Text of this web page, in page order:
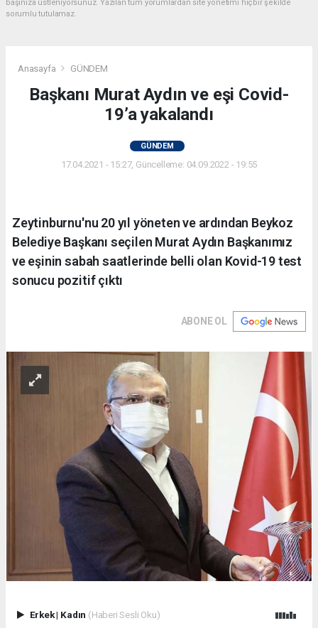
başınıza üstleniyorsunuz. Yazılan tüm yorumlardan site yönetimi hiçbir şekilde
sorumlu tutulamaz.
Anasayfa GÜNDEM
Başkanı Murat Aydın ve eşi Covid-
19’a yakalandı
GÜNDEM
17.04.2021 - 15:27, Güncelleme: 04.09.2022 - 19:55
Zeytinburnu'nu 20 yıl yöneten ve ardından Beykoz
Belediye Başkanı seçilen Murat Aydın Başkanımız
ve eşinin sabah saatlerinde belli olan Kovid-19 test
sonucu pozitif çıktı
ABONE OL
Erkek| Kadın (Haberi Sesli Oku)